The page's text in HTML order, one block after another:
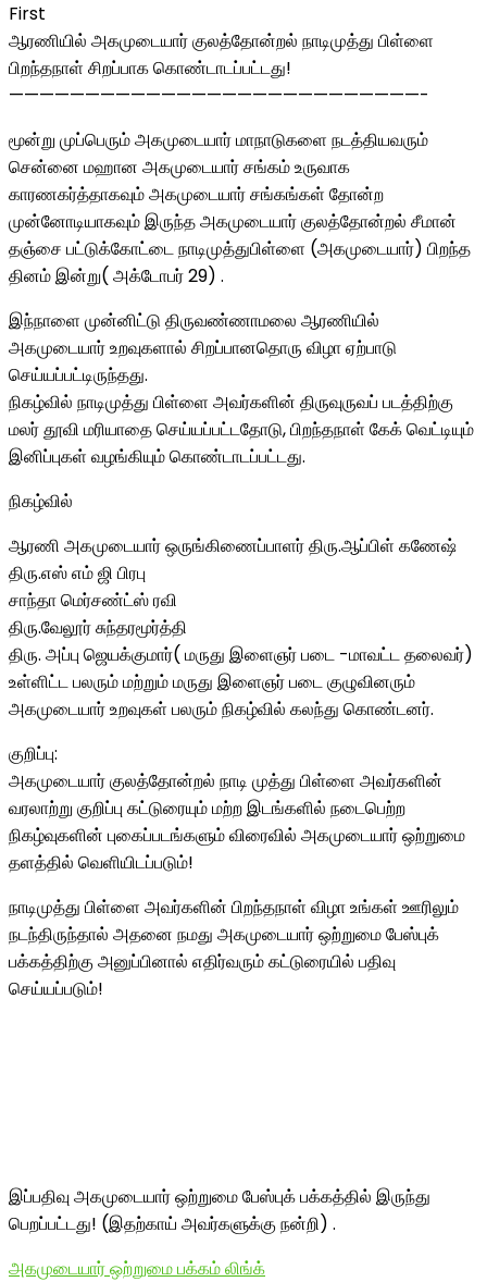
First
ஆரணியில் அகமுடையார் குலத்தோன்றல் நாடிமுத்து பிள்ளை
பிறந்தநாள் சிறப்பாக கொண்டாடப்பட்டது!
———————————————————————————-
மூன்று முப்பெரும் அகமுடையார் மாநாடுகளை நடத்தியவரும்
சென்னை மஹான அகமுடையார் சங்கம் உருவாக
காரணகர்த்தாகவும் அகமுடையார் சங்கங்கள் தோன்ற
முன்னோடியாகவும் இருந்த அகமுடையார் குலத்தோன்றல் சீமான்
தஞ்சை பட்டுக்கோட்டை நாடிமுத்துபிள்ளை (அகமுடையார்) பிறந்த
தினம் இன்று( அக்டோபர் 29) .
இந்நாளை முன்னிட்டு திருவண்ணாமலை ஆரணியில்
அகமுடையார் உறவுகளால் சிறப்பானதொரு விழா ஏற்பாடு
செய்யப்பட்டிருந்தது.
நிகழ்வில் நாடிமுத்து பிள்ளை அவர்களின் திருவுருவப் படத்திற்கு
மலர் தூவி மரியாதை செய்யப்பட்டதோடு, பிறந்தநாள் கேக் வெட்டியும்
இனிப்புகள் வழங்கியும் கொண்டாடப்பட்டது.
நிகழ்வில்
ஆரணி அகமுடையார் ஒருங்கிணைப்பாளர் திரு.ஆப்பிள் கணேஷ்
திரு.எஸ் எம் ஜி பிரபு
சாந்தா மெர்சண்ட்ஸ் ரவி
திரு.வேலூர் சுந்தரமூர்த்தி
திரு. அப்பு ஜெயக்குமார்( மருது இளைஞர் படை -மாவட்ட தலைவர்)
உள்ளிட்ட பலரும் மற்றும் மருது இளைஞர் படை குழுவினரும்
அகமுடையார் உறவுகள் பலரும் நிகழ்வில் கலந்து கொண்டனர்.
குறிப்பு:
அகமுடையார் குலத்தோன்றல் நாடி முத்து பிள்ளை அவர்களின்
வரலாற்று குறிப்பு கட்டுரையும் மற்ற இடங்களில் நடைபெற்ற
நிகழ்வுகளின் புகைப்படங்களும் விரைவில் அகமுடையார் ஒற்றுமை
தளத்தில் வெளியிடப்படும்!
நாடிமுத்து பிள்ளை அவர்களின் பிறந்தநாள் விழா உங்கள் ஊரிலும்
நடந்திருந்தால் அதனை நமது அகமுடையார் ஒற்றுமை பேஸ்புக்
பக்கத்திற்கு அனுப்பினால் எதிர்வரும் கட்டுரையில் பதிவு
செய்யப்படும்!
இப்பதிவு அகமுடையார் ஒற்றுமை பேஸ்புக் பக்கத்தில் இருந்து
பெறப்பட்டது! (இதற்காய் அவர்களுக்கு நன்றி) .
அகமுடையார் ஒற்றுமை பக்கம் லிங்க்